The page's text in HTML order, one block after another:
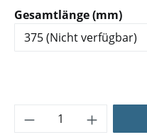
Gesamtlänge (mm)
Produkt Anzahl: